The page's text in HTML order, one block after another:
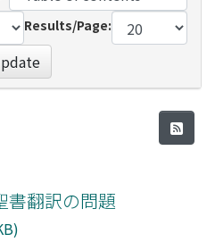
Results/Page:
書翻訳の問題